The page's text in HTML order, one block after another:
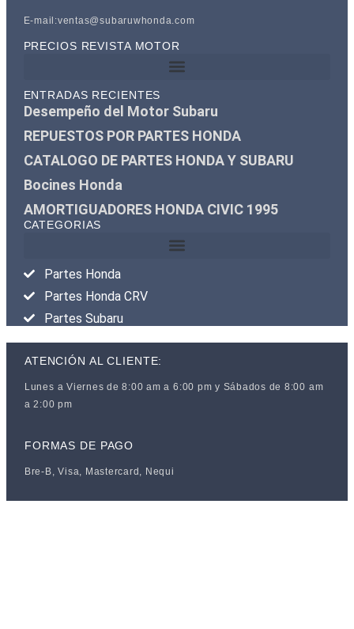
E-mail:ventas@subaruwhonda.com
PRECIOS REVISTA MOTOR
ENTRADAS RECIENTES
Desempeño del Motor Subaru
REPUESTOS POR PARTES HONDA
CATALOGO DE PARTES HONDA Y SUBARU
Bocines Honda
AMORTIGUADORES HONDA CIVIC 1995
CATEGORIAS
Partes Honda
Partes Honda CRV
Partes Subaru
ATENCIÓN AL CLIENTE:
Lunes a Viernes de 8:00 am a 6:00 pm y Sábados de 8:00 am
a 2:00 pm
FORMAS DE PAGO
Bre-B, Visa, Mastercard, Nequi